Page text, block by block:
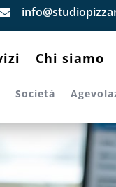

Chi siamo
Società